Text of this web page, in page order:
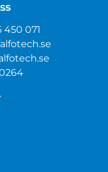
450 071